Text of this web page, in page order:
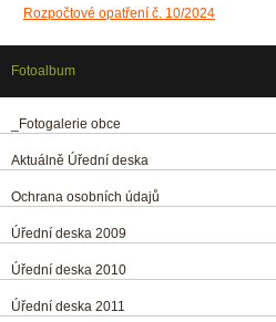
Rozpočtové opatření č. 10/2024
Fotoalbum
_Fotogalerie obce
Aktuálně Úřední deska
Ochrana osobních údajů
Úřední deska 2009
Úřední deska 2010
Úřední deska 2011